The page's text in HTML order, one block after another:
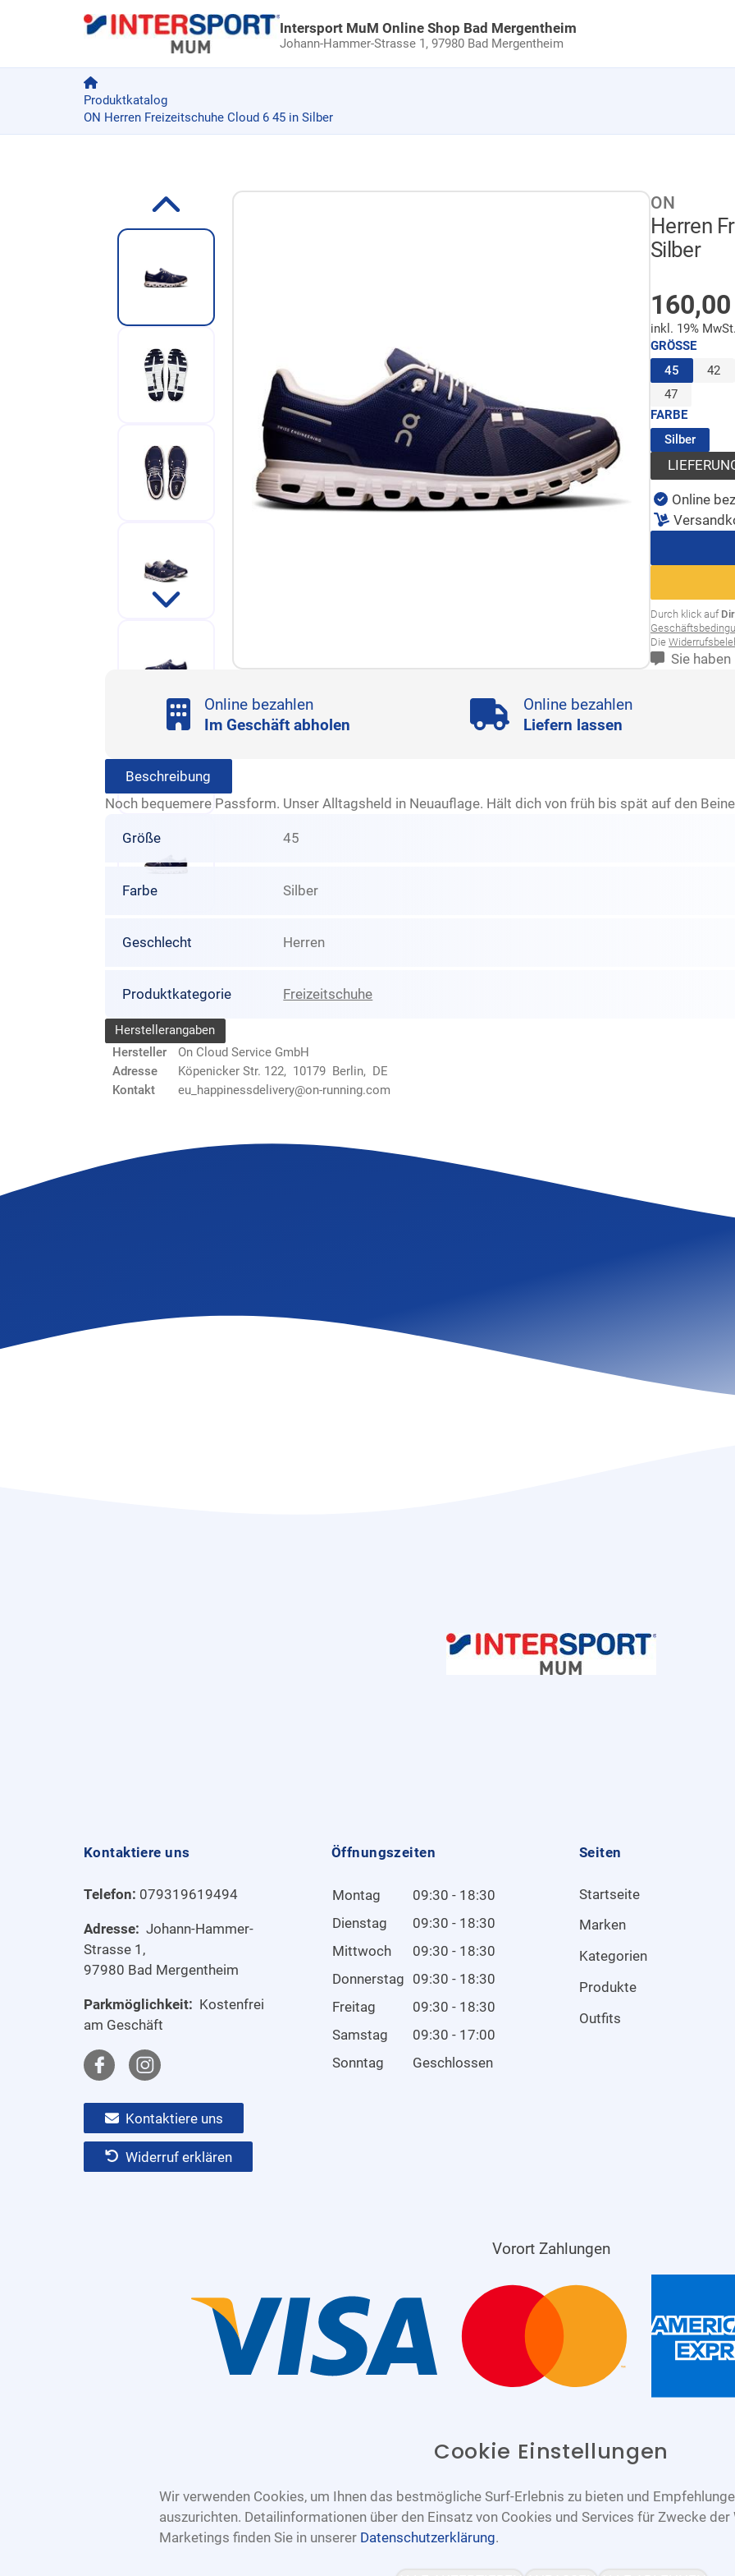
Intersport MuM Online Shop Bad Mergentheim
Johann-Hammer-Strasse 1,97980 Bad Mergentheim
Produktkatalog
ON Herren Freizeitschuhe Cloud 6 45 in Silber
Zur Produktbeschreibung springen ON
Herren
Silber
inkl. 19%
GRÖSSE
45
42
47
FARBE
Silber
Online
Durch klick auf
Die
Sie
Online bezahlen
Im Geschäft abholen
Online bezahlen
Liefern lassen
Beschreibung
Noch bequemere Passform. Unser Alltagsheld in Neuauflage. Hält dich von früh bis spät auf den
Größe 45
Farbe Silber
Geschlecht Herren
Produktkategorie Freizeitschuhe
Herstellerangaben
Hersteller
On Cloud Service GmbH
Adresse
Köpenicker Str. 122, 10179 Berlin, DE
Kontakt
eu_happinessdelivery@on-running.com
Kontaktiere uns
Telefon: 079319619494
Adresse: Johann-Hammer-
Strasse 1,
97980 Bad Mergentheim
Parkmöglichkeit: Kostenfrei
am Geschäft
Kontaktiere uns
Widerruf erklären
Öffnungszeiten
Montag
09:30 - 18:30
Dienstag
09:30 - 18:30
Mittwoch
09:30 - 18:30
Donnerstag 09:30 - 18:30
Freitag
09:30 - 18:30
Samstag
09:30 - 17:00
Sonntag
Geschlossen
Seiten
Startseite
Marken
Kategorien
Produkte
Outfits
Vorort Zahlungen
Barrierefrei
Cookie Einstellungen
Wir verwenden Cookies, um Ihnen das bestmögliche Surf-Erlebnis zu bieten und
auszurichten. Detailinformationen über den Einsatz von Cookies und Services für Zwecke der
Marketings finden Sie in unserer Datenschutzerklärung.